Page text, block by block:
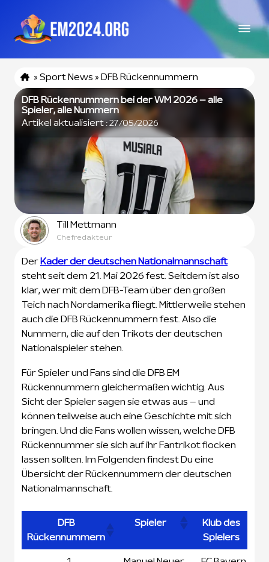
» Sport News » DFB Rückennummern
DFB Rückennummern bei der WM 2026 – alle
Spieler, alle Nummern
Artikel aktualisiert : 27/05/2026
Till Mettmann
Chefredakteur
Der Kader der deutschen Nationalmannschaft
steht seit dem 21. Mai 2026 fest. Seitdem ist also
klar, wer mit dem DFB-Team über den großen
Teich nach Nordamerika fliegt. Mittlerweile stehen
auch die DFB Rückennummern fest. Also die
Nummern, die auf den Trikots der deutschen
Nationalspieler stehen.
Für Spieler und Fans sind die DFB EM
Rückennummern gleichermaßen wichtig. Aus
Sicht der Spieler sagen sie etwas aus – und
können teilweise auch eine Geschichte mit sich
bringen. Und die Fans wollen wissen, welche DFB
Rückennummer sie sich auf ihr Fantrikot flocken
lassen sollten. Im Folgenden findest Du eine
Übersicht der Rückennummern der deutschen
Nationalmannschaft.
DFB
Rückennummern
Spieler
Klub des
Spielers
DFB
Spieler
Klub des